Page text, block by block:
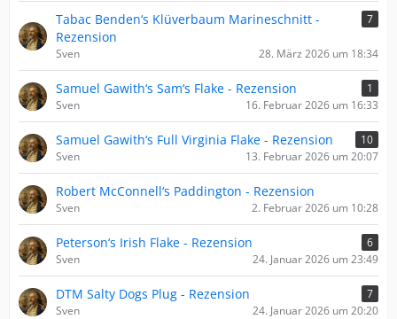
Tabac Benden‘s Klüverbaum Marineschnitt -
Rezension
7
Sven 28. März 2026 um 18:34
Samuel Gawith‘s Sam‘s Flake - Rezension
1
Sven
16. Februar 2026 um 16:33
Samuel Gawith‘s Full Virginia Flake - Rezension
10
Sven
13. Februar 2026 um 20:07
Robert McConnell‘s Paddington - Rezension
Sven 2. Februar 2026 um 10:28
Peterson‘s Irish Flake - Rezension
6
Sven
24. Januar 2026 um 23:49
DTM Salty Dogs Plug - Rezension
7
Sven
24. Januar 2026 um 20:20